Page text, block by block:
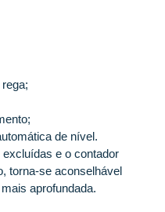
de nível.
e o contador
torna-se aconselhável
aprofundada.